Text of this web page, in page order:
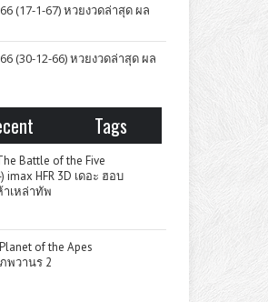
(17-1-67) หวยงวดล่าสุด ผล
(30-12-66) หวยงวดล่าสุด ผล
Tags
Battle of the Five
imax HFR 3D เดอะ ฮอบ
เหล่าทัพ
of the Apes
พวานร 2